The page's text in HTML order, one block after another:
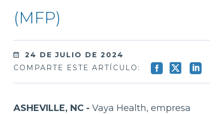
(MFP)
24 DE JULIO DE 2024
COMPARTE ESTE ARTÍCULO:
ASHEVILLE, NC - Vaya Health, empresa